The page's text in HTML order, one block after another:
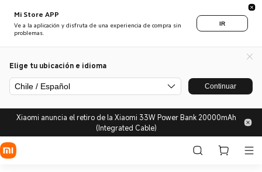
Mi Store APP
Ve a la aplicación y disfruta de una experiencia de compra sin
problemas.
IR
Elige tu ubicación e idioma
Chile / Español Continuar
Xiaomi anuncia el retiro de la Xiaomi 33W Power Bank 20000mAh
(Integrated Cable)